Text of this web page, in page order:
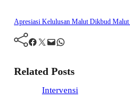
Apresiasi Kelulusan MalutDikbud Malut
Facebook Twitter Mail WhatsApp
Related Posts
Intervensi